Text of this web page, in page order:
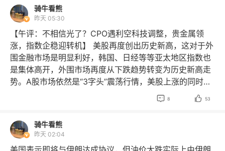
肉牛供给端存在下降压力，参考上轮肉牛周期去化及价格
回升节奏，判断本轮周期活牛价格仍有上行空间。继续看
好肉牛原奶周期共振，推荐牧业养殖龙头及全产业链布
局、原奶自给率较高的企业，以及乳制品深加工受益乳
企。 上证指数继续缩量震荡，市场依然没有主线，主力资
金想要做起蓝筹股的行情，但是机构资金“不买账”，这就
导致了一种僵局，毕竟让你买银行、保险、工程机械等等
蓝筹股，你愿意抬轿吗？这些超大盘子的标的很难持续走
强，总体CPI同比已确认越过本轮峰值，三季度将大致呈
温和回落趋势并于9月触底，此后在年末升至次高点并于
明年3月快速下行。 创业板指数受到美国对科技股的影
的使用。具体方案以正式通知为准。”此外国家数据局数据
显示，算力租赁市场规模从2025年328亿元飙升至2026
年一季度的680亿元、全年有望突破2600亿元。 创新药
概念延续此前强势，百花医药3连板，荣昌生物、睿智医
药等等涨幅靠前。消息面上，百济神州公告称，公司2026
年半年度实现归属于母公司所有者的净利润32.71亿元，同
比增长627.1%。公司将2026年营业收入预测上调至449亿
元-462亿元。此外荣昌生物公告，预计2026上半年归母
融信等等多股涨停，阿里云宣布，容器服务Agent将增加
新的技能中心和IM频道等功能，并于北京时间9月3日10时
$上证180ETF易方达
银华
$上证180ETF银华
的管控，这可能涉及到当前我国在AI硬件中的光通讯等板
块，关注相关板块走势，空间取决于这轮AI叙事的强度。
接下来注意创业板指数能否在3440点之上稳住。 【淘金
计划】 A股上市公司半年报披露即将进入高峰期。据统
计，截至8月4日20时，已有110家公司披露了半年报。其
中，68家公司上半年净利润实现同比增长，14家实现扭亏
为盈。行业需求的稳步回暖和主营业务的稳健增长，成为
驱动上市公司业绩向好的主要因素。记者梳理已披露的半
向好。宁德时代、药明康德等行业龙头公司已率先发布半
年报，上半年业绩均实现强劲增长。 题材板块中的贵金
属、电子化学品、稀有金属等概念是资金净流入的主要参
骑牛看熊
昨天 05:30
【午评：不相信光了？CPO遇利空科技调整，贵金属领
涨，指数企稳迎转机】 美股再度创出历史新高，这对于外
围金融市场是明显利好，韩国、日经等等亚太地区指数也
是集体高开，外围市场再度从下跌趋势转变为历史新高走
势。A股市场依然是“3字头”震荡行情，美股上涨的同时丢
了一个“深水炸弹”：美国联邦通信**会（FCC）正在起草
构资金如何来消化利空了，A股仍然处于“易跌难涨”的调整
行情之中。 骑牛看熊发现贵金属板块强势领涨两市，近期
 8  53
骑牛看熊
昨天 02:04